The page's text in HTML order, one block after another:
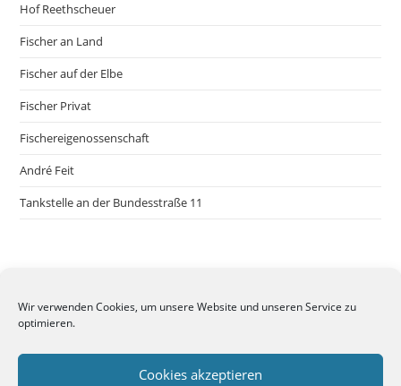
Wir verwenden Cookies, um unsere Website und unseren Service zu
optimieren.
Cookies akzeptieren
Hof Reethscheuer
Fischer an Land
Fischer auf der Elbe
Fischer Privat
Fischereigenossenschaft
André Feit
Tankstelle an der Bundesstraße 11